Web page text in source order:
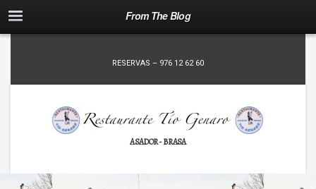
From The Blog
RESERVAS – 976 12 62 60
ASADOR - BRASA